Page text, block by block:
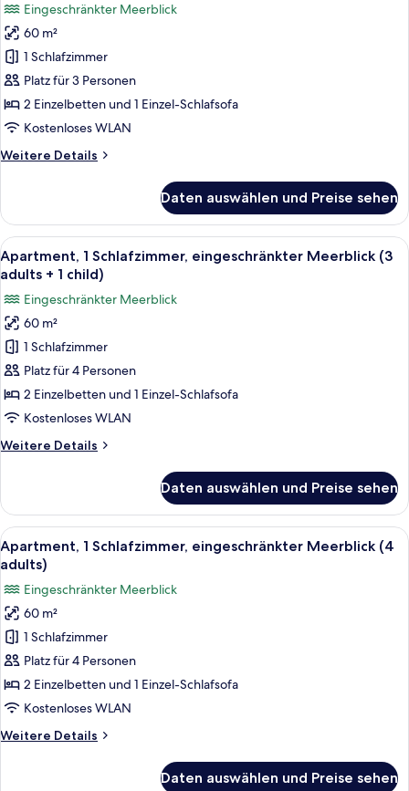
adults
+
child)
Apartment,
1
Schlafzimmer,
eingeschränkter
Meerblick
(3
anzeigen
Eingeschränkter Meerblick
60 m²
1 Schlafzimmer
Platz für 3 Personen
2 Einzelbetten und 1 Einzel-Schlafsofa
Kostenloses WLAN
Weitere Details
Weitere
1
Schlafzimmer,
eingeschränkter
Meerblick
adults)
Daten auswählen und Preise sehen
Alle
Fotos
Apartment,
1
Schlafzimmer,
eingeschränkter
Meerblick
(3
+
anzeigen
Verdunkelungsvorhänge,
16
Apartment, 1 Schlafzimmer, eingeschränkter Meerblick (3
adults + 1 child)
Eingeschränkter Meerblick
60 m²
1 Schlafzimmer
Platz für 4 Personen
2 Einzelbetten und 1 Einzel-Schlafsofa
Kostenloses WLAN
Weitere Details
Weitere
1
Schlafzimmer,
eingeschränkter
Meerblick
adults
+
child)
Daten auswählen und Preise sehen
Alle
Fotos
Apartment,
1
Schlafzimmer,
eingeschränkter
Meerblick
(4
anzeigen
Verdunkelungsvorhänge,
13
Apartment, 1 Schlafzimmer, eingeschränkter Meerblick (4
adults)
Eingeschränkter Meerblick
60 m²
1 Schlafzimmer
Platz für 4 Personen
2 Einzelbetten und 1 Einzel-Schlafsofa
Kostenloses WLAN
Weitere Details
Weitere
Daten auswählen und Preise sehen